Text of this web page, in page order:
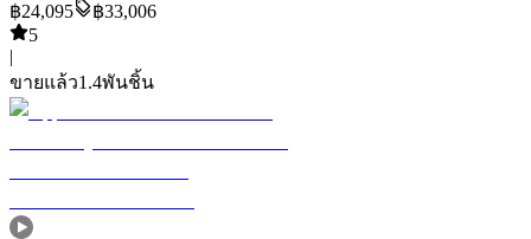
฿24,095 ฿33,006
5
|
ขายแล้ว1.4พันชิ้น